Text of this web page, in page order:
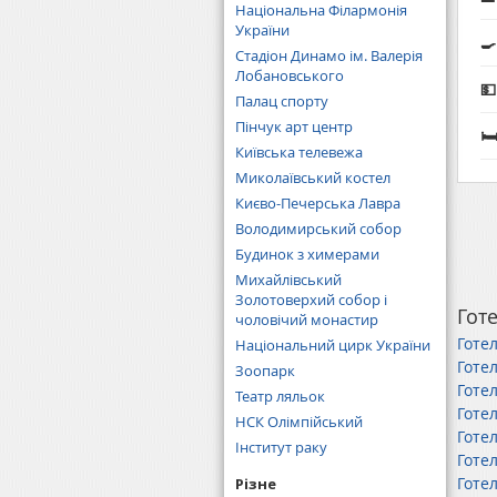
🛏️
Національна Філармонія
України
Стадіон Динамо ім. Валерія
Лобановського
Палац спорту
Пінчук арт центр
Київська телевежа
Миколаївський костел
Києво-Печерська Лавра
Володимирський собор
Будинок з химерами
Михайлівський
Золотоверхий собор і
чоловічий монастир
Національний цирк України
Зоопарк
Театр ляльок
НСК Олімпійський
Інститут раку
Різне